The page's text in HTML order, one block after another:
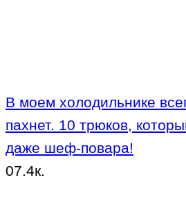
В моем холодильнике
пахнет. 10 трюков,
даже шеф-повара!
07.4к.